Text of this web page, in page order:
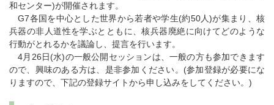
和センター)が開催されます。
G7各国を中心とした世界から若者や学生(約50人)が集まり、核
兵器の非人道性を学ぶとともに、核兵器廃絶に向けてどのような
行動がとれるかを議論し、提言を行います。
4月26日(水)の一般公開セッションは、一般の方も参加できます
ので、興味のある方は、是非参加ください。(参加登録が必要にな
りますので、下記の登録サイトから申し込みをしてください。)